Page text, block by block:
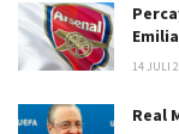
14 JULI
Real